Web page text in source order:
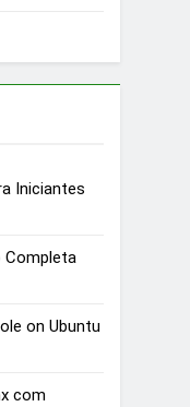
Iniciantes
Completa
on Ubuntu
com